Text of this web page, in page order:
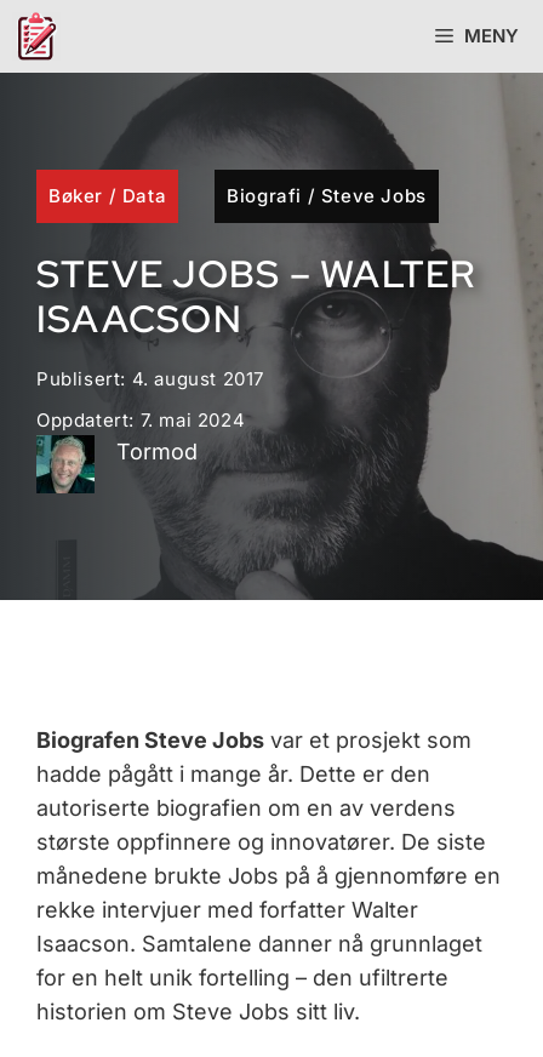
Hopp
MENY
Bøker / Data Biografi / Steve Jobs
STEVE JOBS – WALTER
ISAACSON
Publisert: 4. august 2017
Oppdatert: 7. mai 2024
Tormod
Biografen Steve Jobsvar et prosjekt som
hadde pågått i mange år. Dette er den
autoriserte biografien om en av verdens
største oppfinnere og innovatører. De siste
månedene brukte Jobs på å gjennomføre en
rekke intervjuer med forfatter Walter
Isaacson. Samtalene danner nå grunnlaget
for en helt unik fortelling – den ufiltrerte
historien om Steve Jobs sitt liv.